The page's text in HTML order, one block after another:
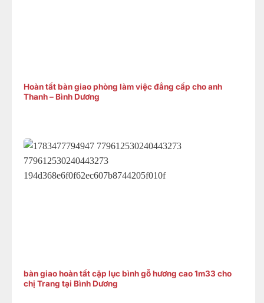
Hoàn tất bàn giao phòng làm việc đẳng cấp cho anh
Thanh – Bình Dương
bàn giao hoàn tất cặp lục bình gỗ hương cao 1m33 cho
chị Trang tại Bình Dương